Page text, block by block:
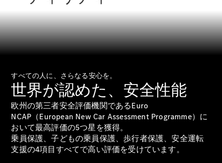
All
Cabriolet/Roadster
CLE
AMG SL
Roadster
Mercedes-
Maybach SL
試乗リクエ
スト
オンライン
すべての人に、さらなる安心を。
世界が認めた、安全性能
欧州の第三者安全評価機関であるEuro
NCAP（European New Car Assessment Programme）に
おいて最高評価の5つ星を獲得。
乗員保護、子どもの乗員保護、歩行者保護、安全運転
支援の4項目すべてで高い評価を受けています。